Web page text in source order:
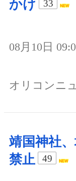
かけ
33
08月10日
オリコンニ
靖国神社
禁止
49